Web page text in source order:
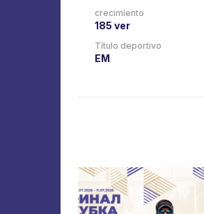
crecimiento
185 ver
Título deportivo
EM